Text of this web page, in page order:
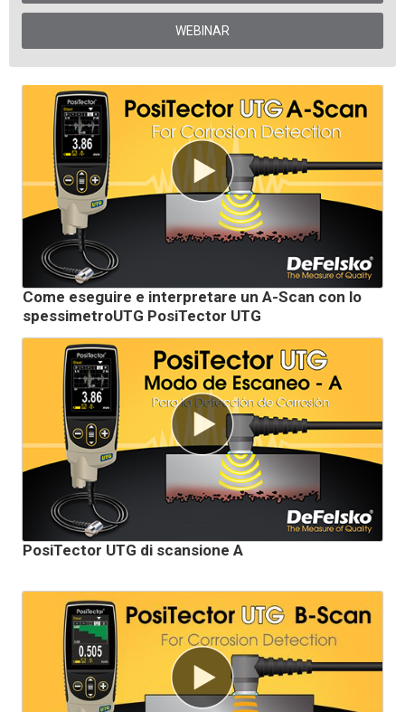
WEBINAR
Come eseguire e interpretare un A-Scan con lo
spessimetroUTG PosiTector UTG
PosiTector UTG di scansione A